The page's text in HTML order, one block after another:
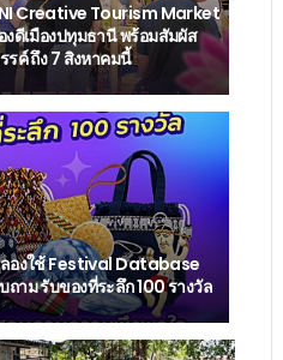
Creative Tourism Market
ดีเมืองปทุมธานี พร้อมสัมผัส
รค์ ถึง 7 สิงหาคมนี้
องใช้ Festival Database
ม รับของที่ระลึก 100 รางวัล